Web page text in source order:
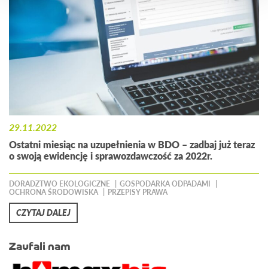
Ostatni miesiąc na uzupełnienia w BDO – zadbaj już teraz
o swoją ewidencję i sprawozdawczość za 2022r.
29.11.2022
DORADZTWO EKOLOGICZNE
GOSPODARKA ODPADAMI
OCHRONA ŚRODOWISKA
PRZEPISY PRAWA
CZYTAJ DALEJ
Zaufali nam